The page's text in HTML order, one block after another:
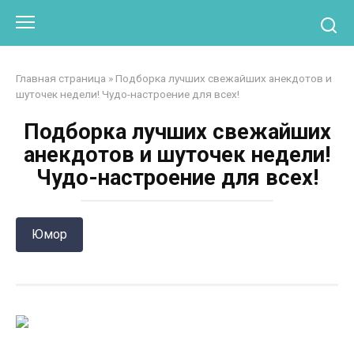
контенту
Главная страница » Подборка лучших свежайших анекдотов и
шуточек недели! Чудо-настроение для всех!
Подборка лучших свежайших
анекдотов и шуточек недели!
Чудо-настроение для всех!
Юмор